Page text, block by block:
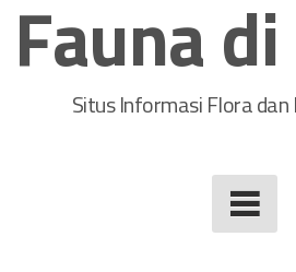
Fauna
Situs Informasi Flora dan